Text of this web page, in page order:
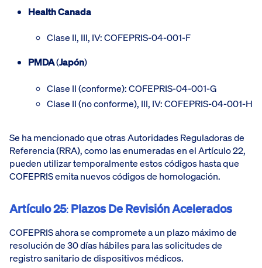
Health Canada
Clase II, III, IV: COFEPRIS-04-001-F
PMDA(Japón)
Clase II (conforme): COFEPRIS-04-001-G
Clase II (no conforme), III, IV: COFEPRIS-04-001-H
Se ha mencionado que otras Autoridades Reguladoras de
Referencia (RRA), como las enumeradas en el Artículo 22,
pueden utilizar temporalmente estos códigos hasta que
COFEPRIS emita nuevos códigos de homologación.
Artículo 25:Plazos De Revisión Acelerados
COFEPRIS ahora se compromete a un plazo máximo de
resolución de 30 días hábiles para las solicitudes de
registro sanitario de dispositivos médicos.